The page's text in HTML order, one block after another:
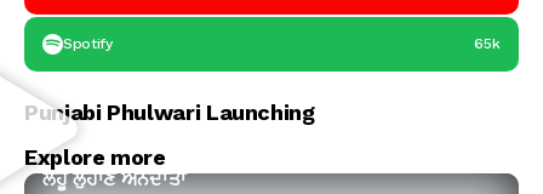
Spotify 65k
Punjabi Phulwari Launching
Explore more
ਕਵਿਤਾ
ਲਹੂ ਲੁਹਾਣ ਅੰਨਦਾਤਾ